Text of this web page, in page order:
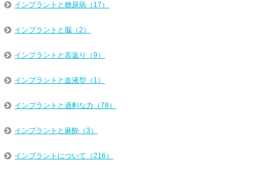
インプラントと糖尿病（17）
インプラントと脳（2）
インプラントと若返り（9）
インプラントと血液型（1）
インプラントと過剰な力（78）
インプラントと麻酔（3）
インプラントについて（216）